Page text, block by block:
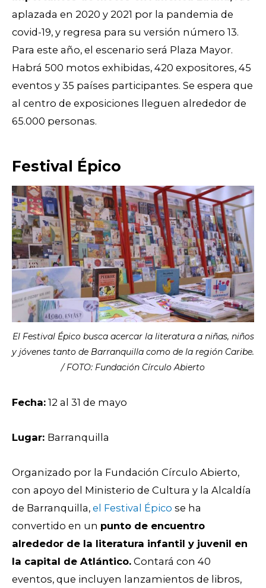
aplazada en 2020 y 2021 por la pandemia de
covid-19, y regresa para su versión número 13.
Para este año, el escenario será Plaza Mayor.
Habrá 500 motos exhibidas, 420 expositores, 45
eventos y 35 países participantes. Se espera que
al centro de exposiciones lleguen alrededor de
65.000 personas.
Festival Épico
El Festival Épico busca acercar la literatura a niñas, niños
y jóvenes tanto de Barranquilla como de la región Caribe.
/ FOTO: Fundación Círculo Abierto
Fecha: 12 al 31 de mayo
Lugar: Barranquilla
Organizado por la Fundación Círculo Abierto,
con apoyo del Ministerio de Cultura y la Alcaldía
de Barranquilla, el Festival Épico se ha
convertido en un punto de encuentro
alrededor de la literatura infantil y juvenil en
la capital de Atlántico. Contará con 40
eventos, que incluyen lanzamientos de libros,